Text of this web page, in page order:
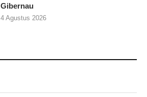
Gibernau
4 Agustus 2026